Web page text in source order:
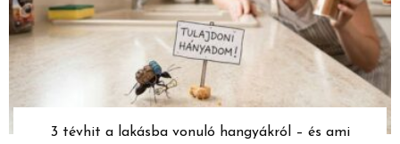
3 tévhit a lakásba vonuló hangyákról – és ami